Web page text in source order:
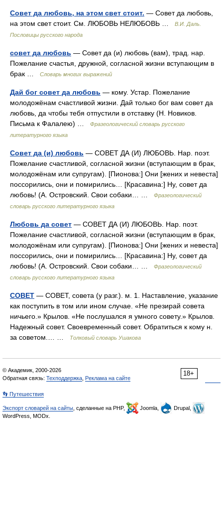
Совет да любовь, на этом свет стоит. — Совет да любовь,
на этом свет стоит. См. ЛЮБОВЬ НЕЛЮБОВЬ …
В.И. Даль.
Пословицы русского народа
совет да любовь — Совет да (и) любовь (вам), трад. нар.
Пожелание счастья, дружной, согласной жизни вступающим в
брак …
Словарь многих выражений
Дай бог совет да любовь — кому. Устар. Пожелание
молодожёнам счастливой жизни. Дай только бог вам совет да
любовь, да чтобы тебя отпустили в отставку (Н. Новиков.
Письма к Фалалею) …
Фразеологический словарь русского
литературного языка
Совет да (и) любовь — СОВЕТ ДА (И) ЛЮБОВЬ. Нар. поэт.
Пожелание счастливой, согласной жизни (вступающим в брак,
молодожёнам или супругам). [Пионова:] Они [жених и невеста]
поссорились, они и помирились… [Красавина:] Ну, совет да
любовь! (А. Островский. Свои собаки… …
Фразеологический
словарь русского литературного языка
Любовь да совет — СОВЕТ ДА (И) ЛЮБОВЬ. Нар. поэт.
Пожелание счастливой, согласной жизни (вступающим в брак,
молодожёнам или супругам). [Пионова:] Они [жених и невеста]
поссорились, они и помирились… [Красавина:] Ну, совет да
любовь! (А. Островский. Свои собаки… …
Фразеологический
словарь русского литературного языка
СОВЕТ — СОВЕТ, совета (у разг.). м. 1. Наставление, указание
как поступить в том или ином случае. «Не презирай совета
ничьего.» Крылов. «Не послушался я умного совету.» Крылов.
Надежный совет. Своевременный совет. Обратиться к кому н.
за советом.… …
Толковый словарь Ушакова
18+
© Академик, 2000-2026
Обратная связь: Техподдержка Реклама на сайте
👣 Путешествия
Экспорт словарей на сайты , сделанные на PHP, Joomla,
Drupal,
WordPress, MODx.